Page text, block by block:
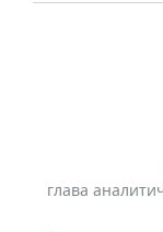
глава